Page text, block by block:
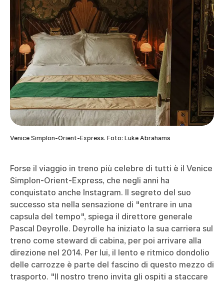
Venice Simplon-Orient-Express. Foto: Luke Abrahams
Forse il viaggio in treno più celebre di tutti è il Venice
Simplon-Orient-Express, che negli anni ha
conquistato anche Instagram. Il segreto del suo
successo sta nella sensazione di "entrare in una
capsula del tempo", spiega il direttore generale
Pascal Deyrolle. Deyrolle ha iniziato la sua carriera sul
treno come steward di cabina, per poi arrivare alla
direzione nel 2014. Per lui, il lento e ritmico dondolio
delle carrozze è parte del fascino di questo mezzo di
trasporto. "Il nostro treno invita gli ospiti a staccare